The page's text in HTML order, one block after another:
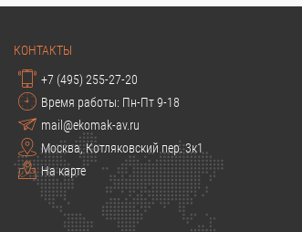
КОНТАКТЫ
+7 (495) 255-27-20
Время работы: Пн-Пт 9-18
mail@ekomak-av.ru
Москва, Котляковский пер. 3к1
На карте